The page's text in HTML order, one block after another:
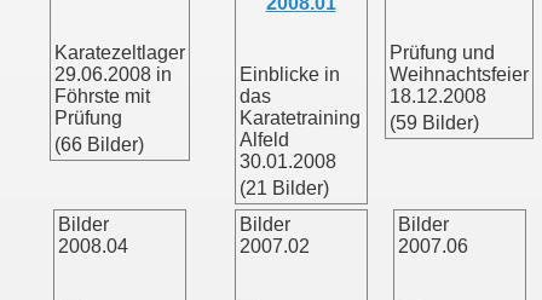
Karatezeltlager
29.06.2008 in
Föhrste mit
Prüfung
(66 Bilder)
Einblicke in
das
Karatetraining
Alfeld
30.01.2008
(21 Bilder)
Prüfung und
Weihnachtsfeier
18.12.2008
(59 Bilder)
Bilder
2008.04
Bilder
2007.02
Bilder
2007.06